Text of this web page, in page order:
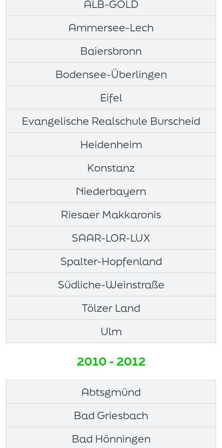
ALB-GOLD
Ammersee-Lech
Baiersbronn
Bodensee-Überlingen
Eifel
Evangelische Realschule Burscheid
Heidenheim
Konstanz
Niederbayern
Riesaer Makkaronis
SAAR-LOR-LUX
Spalter-Hopfenland
Südliche-Weinstraße
Tölzer Land
Ulm
2010 - 2012
Abtsgmünd
Bad Griesbach
Bad Hönningen